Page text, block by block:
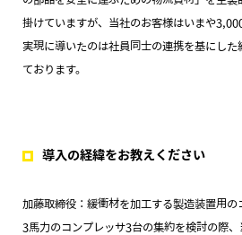
掛けていますが、当社のお客様はいまや
実現に導いたのは社員同士の連携を基にした
ております。
導入の経緯をお教えください
加藤取締役：緩衝材を加工する製造装置用の
3馬力のコンプレッサ3台の集約を検討の際